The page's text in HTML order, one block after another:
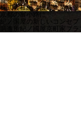
株式会社紀ノ國屋企業情報
京都の富小路に
紀ノ国屋の新しいコンセ
調進所紀ノ國屋京町家ブラ